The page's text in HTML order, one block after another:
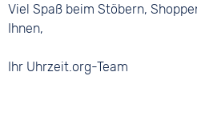
Viel Spaß beim Stöbern,
Ihnen,
Ihr Uhrzeit.org-Team